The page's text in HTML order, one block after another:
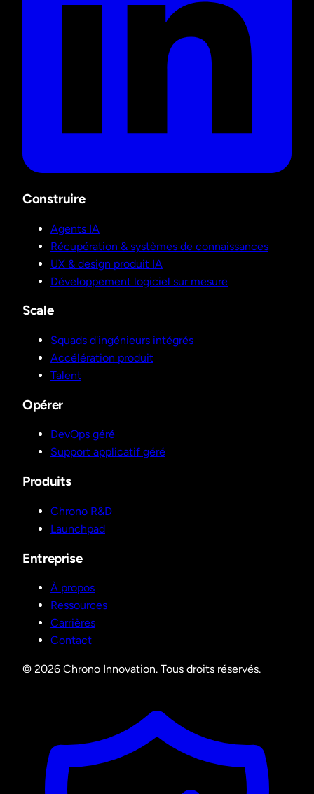
Construire
Agents IA
Récupération & systèmes de connaissances
UX & design produit IA
Développement logiciel sur mesure
Scale
Squads d'ingénieurs intégrés
Accélération produit
Talent
Opérer
DevOps géré
Support applicatif géré
Produits
Chrono R&D
Launchpad
Entreprise
À propos
Ressources
Carrières
Contact
© 2026 Chrono Innovation. Tous droits réservés.